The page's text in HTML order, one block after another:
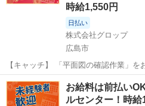
業！…
時給1,550円
日払い
株式会社グロップ
広島市
【キャッチ】 「平面図の確認作業」を
験スタッフ活躍中未経験スタッフも活
◎17時までも相談OK！残業なし♪建築
無料駐車場有 【コメント】...
広島 広島市 その他
お給料は前払い
ルセンター！時